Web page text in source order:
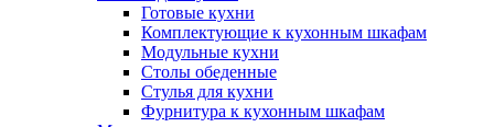
Готовые кухни
Комплектующие к кухонным шкафам
Модульные кухни
Столы обеденные
Стулья для кухни
Фурнитура к кухонным шкафам